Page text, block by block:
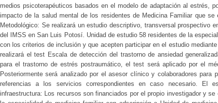
medios psicoterapéuticos basados en el modelo de adaptación al estrés,
impacto de la salud mental de los residentes de Medicina Familiar que se
Metodológico: Se realizará un estudio descriptivo, transversal prospectivo
del IMSS en San Luis Potosí. Unidad de estudio 58 residentes de la
con los criterios de inclusión y que acepten participar en el estudio
realizará el test Escala de detección del trastorno de ansiedad
para el trastorno de estrés postraumático, el test será aplicado por el
Posteriormente será analizado por el asesor clínico y colaboradores para
referencias a los servicios correspondientes en caso necesario. El
infraestructura: Los recursos son financiados por el propio investigador y